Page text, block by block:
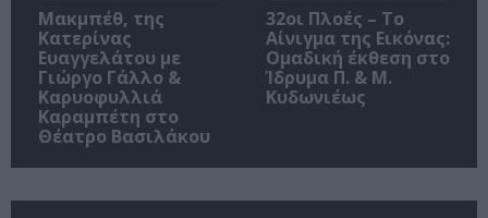
Μακμπέθ, της
Κατερίνας
Ευαγγελάτου με
Γιώργο Γάλλο &
Καρυοφυλλιά
Καραμπέτη στο
Θέατρο Βασιλάκου
32οι Πλοές – Το
Αίνιγμα της Εικόνας:
Ομαδική έκθεση στο
Ίδρυμα Π. & Μ.
Κυδωνιέως